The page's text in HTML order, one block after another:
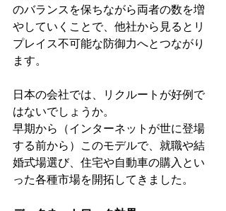
のバランスを保ちながら両者の数を増
やしていくことで、他社から見るとリ
プレイス不可能な防御力へとつながり
ます。
日本の会社では、リクルートが好例で
はないでしょうか。
早期から（インターネットが世に登場
する前から）このモデルで、就職や結
婚式場選び、住宅や自動車の購入とい
った各種市場を開拓してきました。